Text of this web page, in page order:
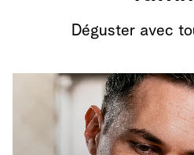
Déguster avec